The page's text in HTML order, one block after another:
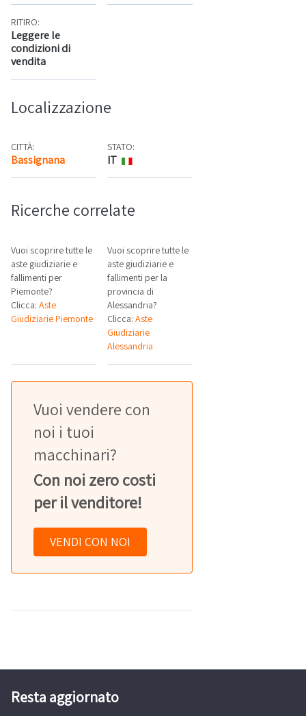
RITIRO:
Leggere le
condizioni di
vendita
Localizzazione
CITTÀ:
Bassignana Mappa
STATO:
IT
Ricerche correlate
Vuoi scoprire tutte le
aste giudiziarie e
fallimenti per
Piemonte?
Clicca: Aste
Giudiziarie Piemonte
Vuoi scoprire tutte le
aste giudiziarie e
fallimenti per la
provincia di
Alessandria?
Clicca:Aste
Giudiziarie
Alessandria
Vuoi vendere con
noi i tuoi
macchinari?
Con noi zero costi
per il venditore!
VENDI CON NOI
Resta aggiornato